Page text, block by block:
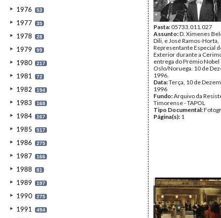
1976 53
1977 35
1978 28
1979 99
1980 217
1981 72
1982 194
1983 168
1984 167
1985 517
1986 275
1987 166
1988 81
1989 197
1990 275
1991 494
Pasta:05733.011.027
Assunto:D. Ximenes
Dili, e José Ramos-Horta,
Representante Especial
Exterior durante a
entrega do Prémio Nobel
Oslo/Noruega. 10 de
1996.
Data:Terça, 10 de
1996
Fundo:Arquivo da
Timorense - TAPOL
Tipo Documental:
Página(s): 1